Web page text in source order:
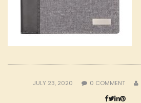
JULY 23, 2020 0 COMMENT